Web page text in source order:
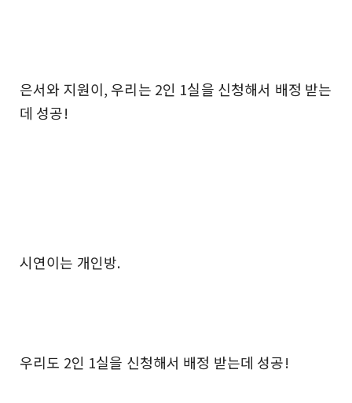
은서와 지원이, 우리는 2인 1실을 신청해서 배정 받는
데 성공!
시연이는 개인방.
우리도 2인 1실을 신청해서 배정 받는데 성공!